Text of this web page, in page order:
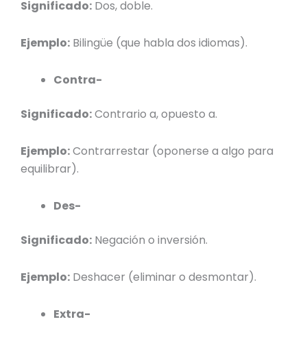
Significado: Dos, doble.
Ejemplo: Bilingüe (que habla dos idiomas).
Contra-
Significado:Contrario a, opuesto a.
Ejemplo:Contrarrestar (oponerse a algo para
equilibrar).
Des-
Significado: Negación o inversión.
Ejemplo: Deshacer (eliminar o desmontar).
Extra-